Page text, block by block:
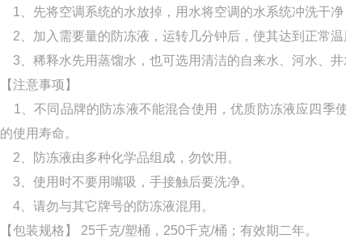
1、先将空调系统的水放掉，用水将空调的水系统冲洗干净
2、加入需要量的防冻液，运转几分钟后，使其达到正常温
3、稀释水先用蒸馏水，也可选用清洁的自来水、河水、井
【注意事项】
1、不同品牌的防冻液不能混合使用，优质防冻液应四季
的使用寿命。
2、防冻液由多种化学品组成，勿饮用。
3、使用时不要用嘴吸，手接触后要洗净。
4、请勿与其它牌号的防冻液混用。
【包装规格】 25千克/塑桶，250千克/桶；有效期二年。